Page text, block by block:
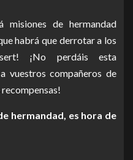
misiones de hermandad
habrá que derrotar a los
¡No perdáis esta
vuestros compañeros de
hermandad, es hora de